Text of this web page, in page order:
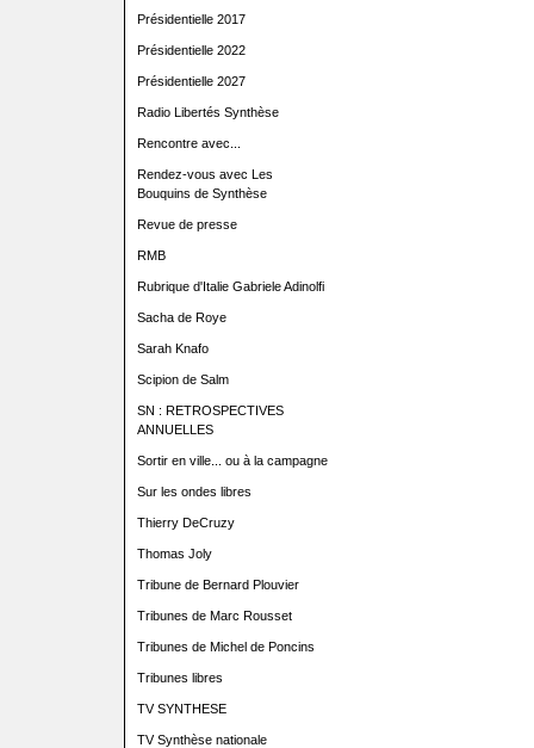
Présidentielle 2017
Présidentielle 2022
Présidentielle 2027
Radio Libertés Synthèse
Rencontre avec...
Rendez-vous avec Les
Bouquins de Synthèse
Revue de presse
RMB
Rubrique d'Italie Gabriele Adinolfi
Sacha de Roye
Sarah Knafo
Scipion de Salm
SN : RETROSPECTIVES
ANNUELLES
Sortir en ville... ou à la campagne
Sur les ondes libres
Thierry DeCruzy
Thomas Joly
Tribune de Bernard Plouvier
Tribunes de Marc Rousset
Tribunes de Michel de Poncins
Tribunes libres
TV SYNTHESE
TV Synthèse nationale